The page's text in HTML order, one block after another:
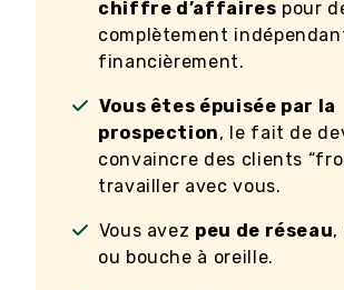
chiffre d’affaires pour
complètement
financièrement.
Vous êtes épuisée par la
prospection, le fait de
convaincre des clients
travailler avec vous.
Vous avez peu de réseau,
ou bouche à oreille.